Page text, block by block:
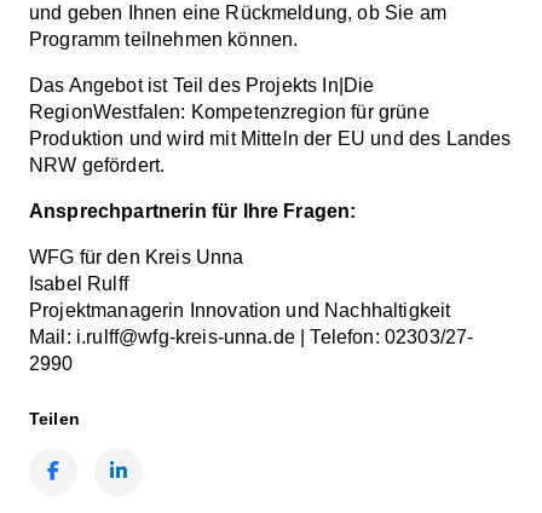
und geben Ihnen eine Rückmeldung, ob Sie am
Programm teilnehmen können.
Das Angebot ist Teil des Projekts In|Die
RegionWestfalen: Kompetenzregion für grüne
Produktion und wird mit Mitteln der EU und des Landes
NRW gefördert.
Ansprechpartnerin für Ihre Fragen:
WFG für den Kreis Unna
Isabel Rulff
Projektmanagerin Innovation und Nachhaltigkeit
Mail: i.rulff@wfg-kreis-unna.de | Telefon: 02303/27-
2990
Teilen